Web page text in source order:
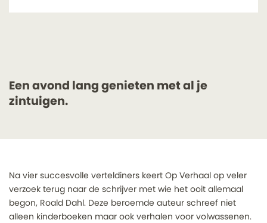
Een avond lang genieten met al je
zintuigen.
Na vier succesvolle verteldiners keert Op Verhaal op veler
verzoek terug naar de schrijver met wie het ooit allemaal
begon, Roald Dahl. Deze beroemde auteur schreef niet
alleen kinderboeken maar ook verhalen voor volwassenen.